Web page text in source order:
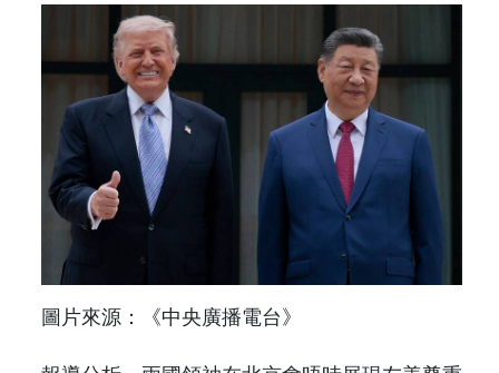
圖片來源：《中央廣播電台》